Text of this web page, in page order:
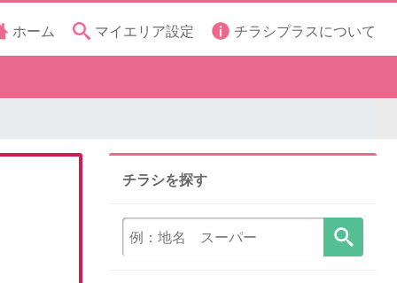
ホーム マイエリア設定 チラシプラスについて
チラシを探す